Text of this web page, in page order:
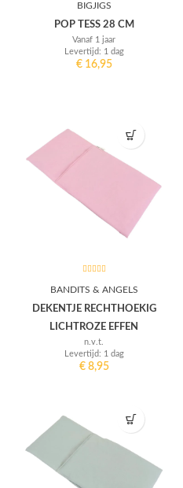
BIGJIGS
POP TESS 28 CM
Vanaf 1 jaar
Levertijd: 1 dag
€ 16,95
BANDITS & ANGELS
DEKENTJE RECHTHOEKIG
LICHTROZE EFFEN
n.v.t.
Levertijd: 1 dag
€ 8,95